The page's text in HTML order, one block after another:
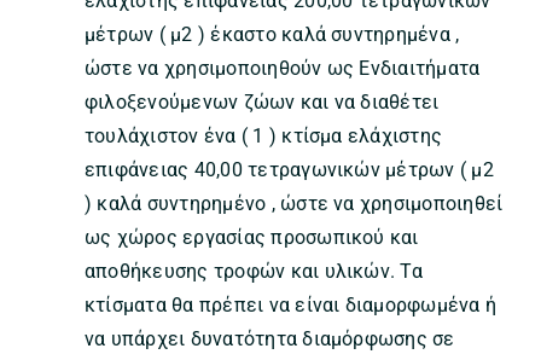
μέτρων ( μ2 ) έκαστο καλά συντηρημένα ,
ώστε να χρησιμοποιηθούν ως Ενδιαιτήματα
φιλοξενούμενων ζώων και να διαθέτει
τουλάχιστον ένα ( 1 ) κτίσμα ελάχιστης
επιφάνειας 40,00 τετραγωνικών μέτρων ( μ2
) καλά συντηρημένο , ώστε να χρησιμοποιηθεί
ως χώρος εργασίας προσωπικού και
αποθήκευσης τροφών και υλικών. Τα
κτίσματα θα πρέπει να είναι διαμορφωμένα ή
να υπάρχει δυνατότητα διαμόρφωσης σε